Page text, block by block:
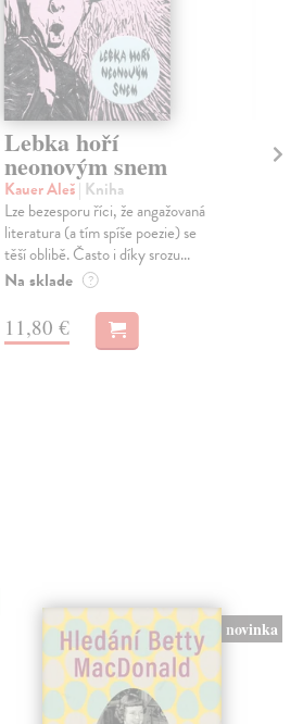
Lebka hoří
neonovým snem
Kauer Aleš| Kniha
Lze bezesporu říci, že angažovaná
literatura (a tím spíše poezie) se
těší oblibě. Často i díky srozu...
Na sklade ?
11,80 €
novinka